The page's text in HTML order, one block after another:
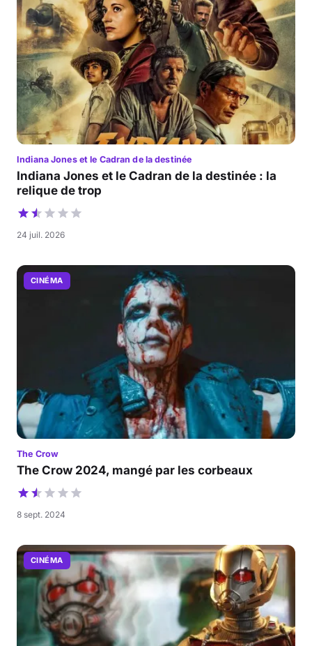
Indiana Jones et le Cadran de la destinée
Indiana Jones et le Cadran de la destinée : la
relique de trop
24 juil. 2026
CINÉMA
The Crow
The Crow 2024, mangé par les corbeaux
8 sept. 2024
CINÉMA